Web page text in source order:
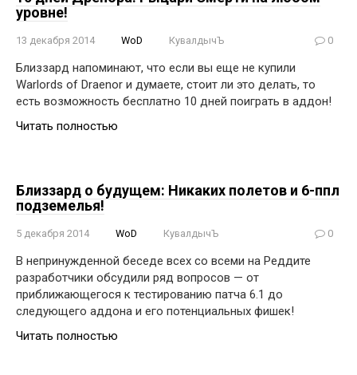
уровне!
13 декабря 2014 WoD КувалдычЪ 0
Близзард напоминают, что если вы еще не купили
Warlords of Draenor и думаете, стоит ли это делать, то
есть возможность бесплатно 10 дней поиграть в аддон!
Читать полностью
Близзард о будущем: Никаких полетов и 6-ппл
подземелья!
5 декабря 2014 WoD КувалдычЪ 0
В непринужденной беседе всех со всеми на Реддите
разработчики обсудили ряд вопросов — от
приближающегося к тестированию патча 6.1 до
следующего аддона и его потенциальных фишек!
Читать полностью